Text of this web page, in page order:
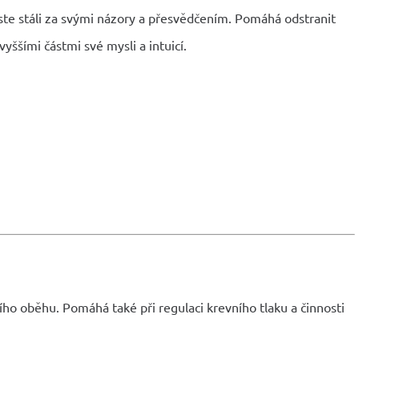
stáli za svými názory a přesvědčením. Pomáhá odstranit
částmi své mysli a intuicí.
oběhu. Pomáhá také při regulaci krevního tlaku a činnosti